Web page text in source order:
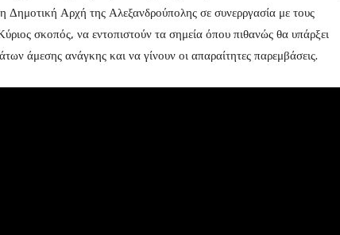
Δημοτική Αρχή της Αλεξανδρούπολης σε συνερργασία με τους
σκοπός, να εντοπιστούν τα σημεία όπου πιθανώς θα υπάρξει
άμεσης ανάγκης και να γίνουν οι απαραίτητες παρεμβάσεις.